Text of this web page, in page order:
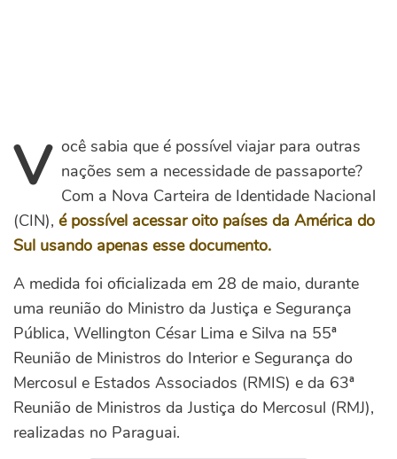
Você sabia que é possível viajar para outras
nações sem a necessidade de passaporte?
Com a Nova Carteira de Identidade Nacional
(CIN), é possível acessar oito países da América do
Sul usando apenas esse documento.
A medida foi oficializada em 28 de maio, durante
uma reunião do Ministro da Justiça e Segurança
Pública, Wellington César Lima e Silva na 55ª
Reunião de Ministros do Interior e Segurança do
Mercosul e Estados Associados (RMIS) e da 63ª
Reunião de Ministros da Justiça do Mercosul (RMJ),
realizadas no Paraguai.